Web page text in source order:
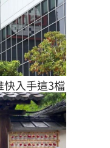
入手這3檔